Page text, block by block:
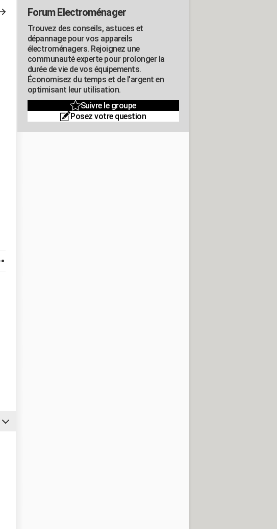
Forum Electroménager
Trouvez des conseils, astuces et
dépannage pour vos appareils
électroménagers. Rejoignez une
communauté experte pour prolonger la
durée de vie de vos équipements.
Économisez du temps et de l'argent en
optimisant leur utilisation.
Suivre le groupe
Posez votre question